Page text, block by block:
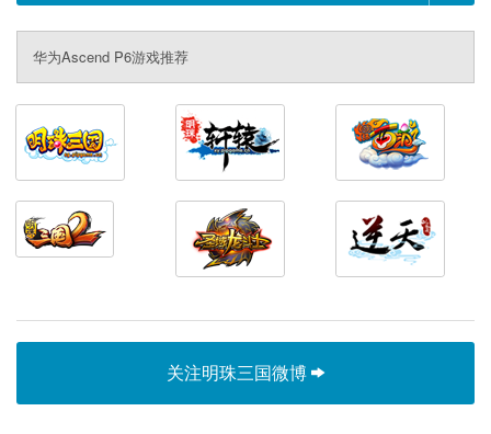
华为Ascend P6游戏推荐
关注明珠三国微博